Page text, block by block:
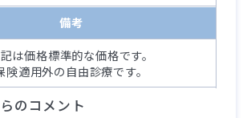
備考
記は価格標準的な価格です。
険適用外の自由診療です。
のコメント